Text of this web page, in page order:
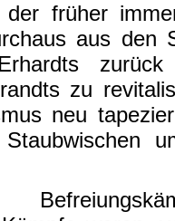
der früher
aus den
zu
neu